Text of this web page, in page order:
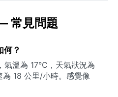
常見問題
何？
氣溫為 17°C，天氣狀況為
18 公里/小時。感覺像